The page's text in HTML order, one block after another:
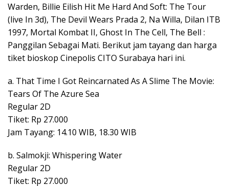
Warden, Billie Eilish Hit Me Hard And Soft: The Tour
(live In 3d), The Devil Wears Prada 2, Na Willa, Dilan ITB
1997, Mortal Kombat II, Ghost In The Cell, The Bell :
Panggilan Sebagai Mati. Berikut jam tayang dan harga
tiket bioskop Cinepolis CITO Surabaya hari ini.
a. That Time I Got Reincarnated As A Slime The Movie:
Tears Of The Azure Sea
Regular 2D
Tiket: Rp 27.000
Jam Tayang: 14.10 WIB, 18.30 WIB
b. Salmokji: Whispering Water
Regular 2D
Tiket: Rp 27.000